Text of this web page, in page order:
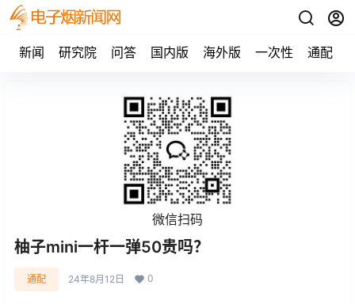
新闻 研究院 问答 国内版 海外版 一次性 通配
微信扫码
柚子mini一杆一弹50贵吗？
通配 24年8月12日 0